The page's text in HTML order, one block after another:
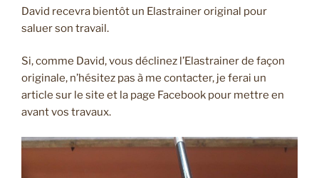
David recevra bientôt un Elastrainer original pour
saluer son travail.
Si, comme David, vous déclinez l’Elastrainer de façon
originale, n’hésitez pas à me contacter, je ferai un
article sur le site et la page Facebook pour mettre en
avant vos travaux.